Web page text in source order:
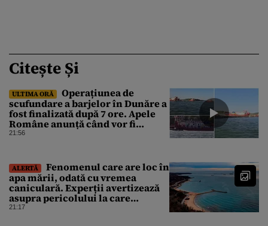
Citește Și
ULTIMA ORĂ
Operațiunea de
scufundare a barjelor în Dunăre a
fost finalizată după 7 ore. Apele
Române anunță când vor fi
simțite efectele
21:56
ALERTĂ
Fenomenul care are loc în
apa mării, odată cu vremea
caniculară. Experții avertizează
asupra pericolului la care
oamenii pot fi expuși
21:17